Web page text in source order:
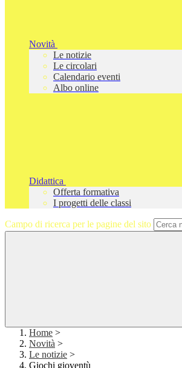
Novità
Le notizie
Le circolari
Calendario eventi
Albo online
Didattica
Offerta formativa
I progetti delle classi
Campo di ricerca per le pagine del sito
Home >
Novità >
Le notizie >
Giochi gioventù